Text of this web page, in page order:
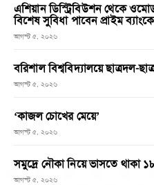
এশিয়ান ডিস্ট্রিবিউশন থেকে
বিশেষ সুবিধা পাবেন প্রাইম
আগস্ট ৫, ২০২৬
বরিশাল বিশ্ববিদ্যালয়ে ছাত্রদল-
আগস্ট ৫, ২০২৬
‘কাজল চোখের মেয়ে’
আগস্ট ৫, ২০২৬
সমুদ্রে নৌকা নিয়ে ভাসতে থাকা
আগস্ট ৫, ২০২৬